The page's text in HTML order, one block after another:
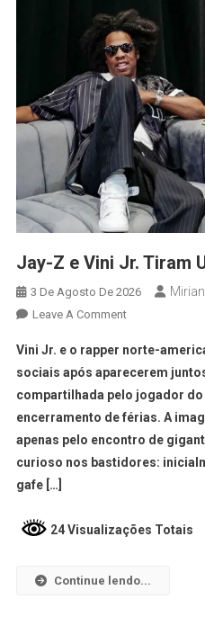
Jay-Z e Vini Jr. Tiram
3 De Agosto De 2026
Leave A Comment
Vini Jr. e o rapper norte-
sociais após aparecerem
compartilhada pelo jogador do
encerramento de férias. A
apenas pelo encontro de
curioso nos bastidores:
gafe […]
24 Visualizações Totais
Continue lendo...